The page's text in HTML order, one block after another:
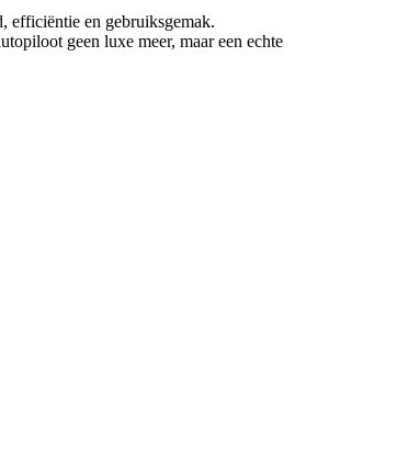
efficiëntie en gebruiksgemak.
geen luxe meer, maar een echte